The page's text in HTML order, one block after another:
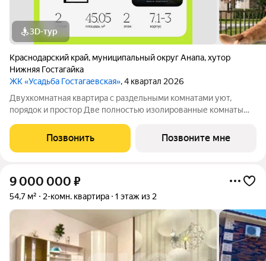
3D-тур
Краснодарский край, муниципальный округ Анапа,хутор
Нижняя Гостагайка
ЖК «Усадьба Гостагаевская», 4 квартал 2026
Двухкомнатная квартира с раздельными комнатами уют,
порядок и простор Две полностью изолированные комнаты
гостиная, кабинет или детская решать вам. Отдельная кухня
сохраняет чистоту и уют
Позвонить Позвоните мне
9 000 000 ₽
54,7 м² 2-комн. квартира 1 этаж из 2